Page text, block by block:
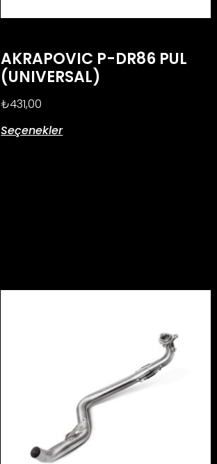
AKRAPOVIC P-DR86 PUL
(UNIVERSAL)
₺431,00
Seçenekler